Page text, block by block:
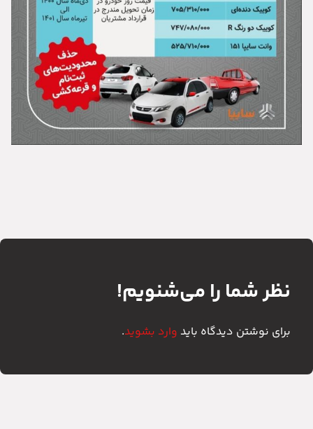
نظر شما را می‌شنویم!
برای نوشتن دیدگاه باید وارد بشوید.